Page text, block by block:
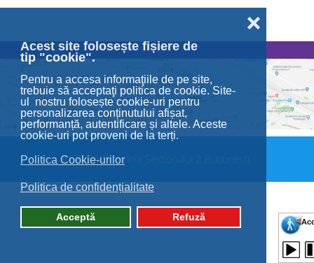
Acest site folosește fișiere de
tip "cookie".
Pentru a accesa informaţiile de pe site,
trebuie să acceptaţi politica de cookie. Site-
ul nostru folosește cookie-uri pentru
personalizarea conținutului afișat,
performanță, autentificare și altele. Aceste
cookie-uri pot proveni de la terți.
Politica Cookie-urilor
Politica de confidențialitate
Acceptă Refuză
❌
© 2026 Primăria Sectorului 2 București.